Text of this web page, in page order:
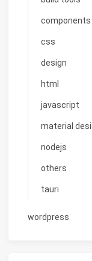
components
css
design
html
javascript
material
nodejs
others
tauri
wordpress